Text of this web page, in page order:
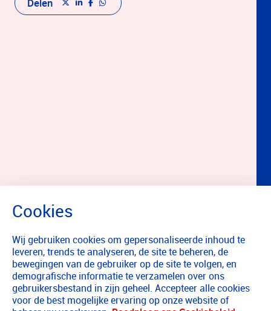
Wij gebruiken cookies om gepersonaliseerde inhoud te
leveren, trends te analyseren, de site te beheren, de
bewegingen van de gebruiker op de site te volgen, en
demografische informatie te verzamelen over ons
gebruikersbestand in zijn geheel. Accepteer alle cookies
voor de best mogelijke ervaring op onze website of